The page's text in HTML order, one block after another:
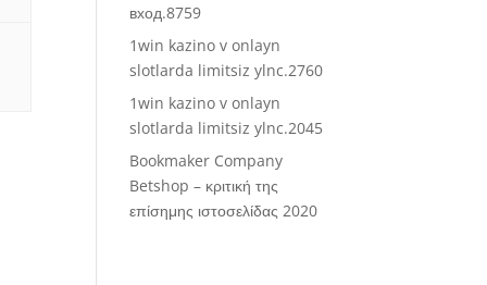
вход.8759
1win kazino v onlayn
slotlarda limitsiz ylnc.2760
1win kazino v onlayn
slotlarda limitsiz ylnc.2045
Bookmaker Company
Betshop – κριτική της
επίσημης ιστοσελίδας 2020